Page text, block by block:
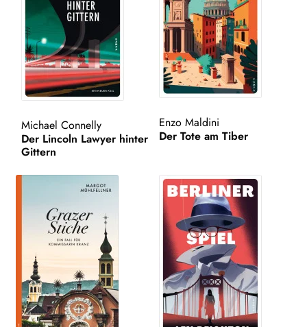
Kampa Bunt
AUTOR*INNEN
LESUNGEN
VERLAG
AKTUELLES
LIZENZEN | FOREIGN RIGHTS
NEWSLETTER
WEITERE VERLAGE
Michael Connelly
Der Lincoln Lawyer hinter
Gittern
Enzo Maldini
Der Tote am Tiber